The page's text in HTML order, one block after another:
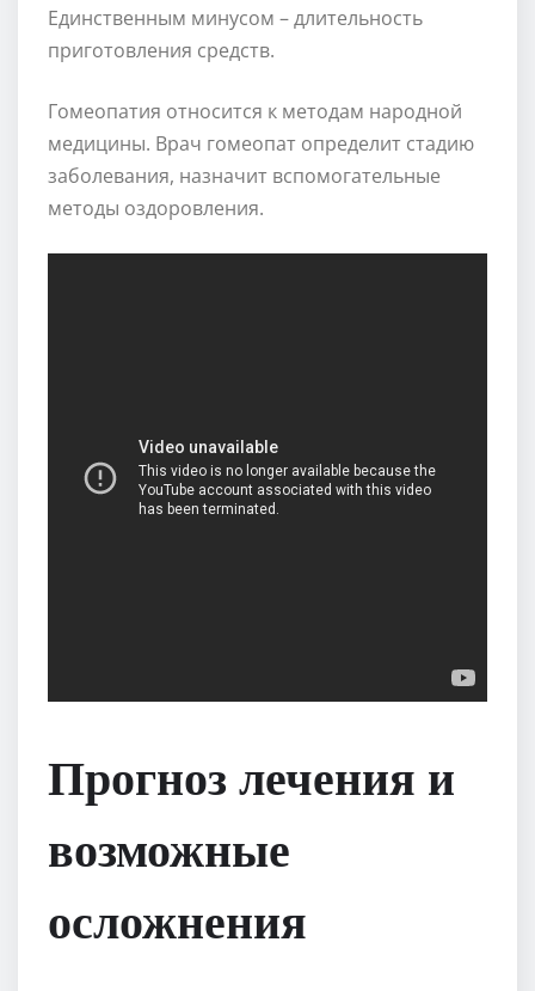
Единственным минусом – длительность
приготовления средств.
Гомеопатия относится к методам народной
медицины. Врач гомеопат определит стадию
заболевания, назначит вспомогательные
методы оздоровления.
Прогноз лечения и
возможные
осложнения